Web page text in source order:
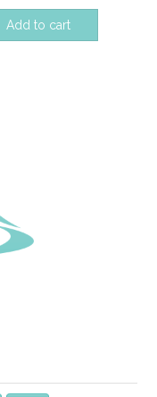
Add to cart